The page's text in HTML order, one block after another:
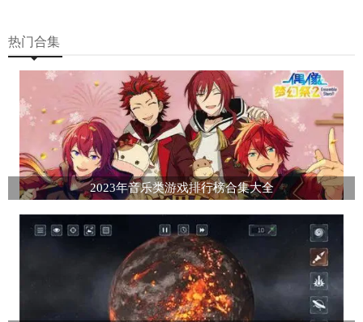
热门合集
2023年音乐类游戏排行榜合集大全